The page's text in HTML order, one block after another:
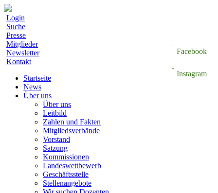
Login
Facebook
Instagram
Suche
Presse
Mitglieder
Newsletter
Kontakt
Startseite
News
Über uns
Über uns
Leitbild
Zahlen und Fakten
Mitgliedsverbände
Vorstand
Satzung
Kommissionen
Landeswettbewerb
Geschäftsstelle
Stellenangebote